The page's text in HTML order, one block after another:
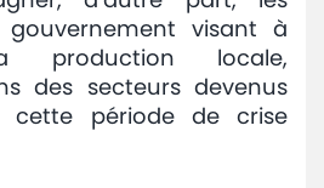
visant à
production locale,
des secteurs devenus
cette période de crise